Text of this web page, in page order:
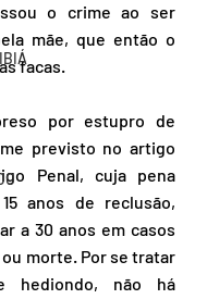
o crime ao ser
mãe, que então o
facas.
por estupro de
previsto no artigo
Penal, cuja pena
anos de reclusão,
a 30 anos em casos
morte. Por se tratar
hediondo, não há